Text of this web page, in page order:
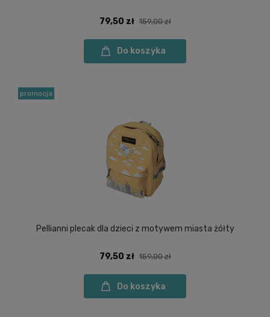
79,50 zł 159,00 zł
Do koszyka
Pellianni plecak dla dzieci z motywem miasta żółty
79,50 zł 159,00 zł
Do koszyka
promocja